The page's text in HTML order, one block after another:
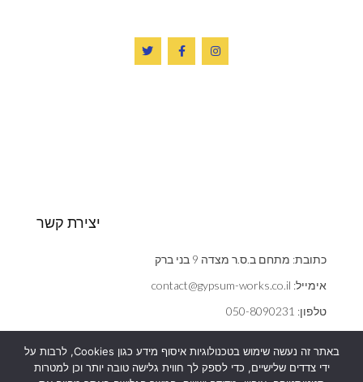
יצירת קשר
כתובת: מתחם ב.ס.ר מצדה 9 בני ברק
אימייל: contact@gypsum-works.co.il
טלפון: 050-8090231
הצהרת נגישות
באתר זה נעשה שימוש בטכנולוגיות איסוף מידע כגון Cookies, לרבות על
ידי צדדים שלישיים, כדי לספק לך חווית גלישה טובה יותר וכן למטרות
אנחנו משתמשים בעוגיות (cookies) כדי לשפר את חוויית הגלישה,